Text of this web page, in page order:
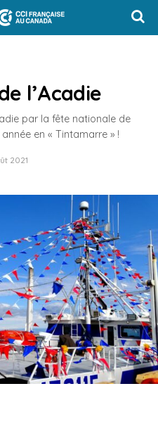
l’Acadie
par la fête nationale de
en « Tintamarre » !
2021